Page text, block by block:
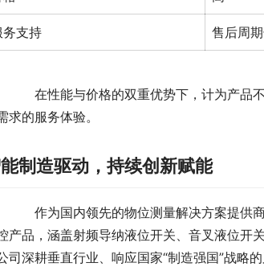
务支持 售后周
在性能与价格的双重优势下，计为产品不
求的服务体验。
制造驱动，持续创新赋能
作为国内领先的物位测量解决方案提供商
产品，涵盖射频导纳液位开关、音叉液位开
司深耕垂直行业、响应国家“制造强国”战略的